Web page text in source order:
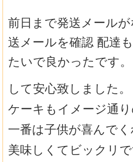
前日まで発送メール
送メールを確認 配達
たいで良かったです。
して安心致しました。
ケーキもイメージ通
一番は子供が喜んで
美味しくてビックリ